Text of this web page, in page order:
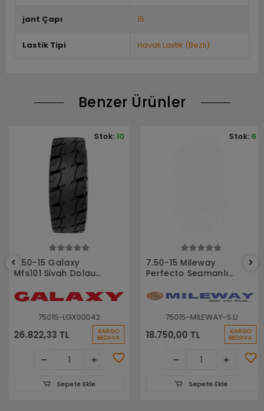
jant Çapı 15
Lastik Tipi Havalı Lastik (Bezli)
Benzer Ürünler
7.50-15 Galaxy
Mfs101 Siyah Dolgu
Lastiği
75015-LGX00042
26.822,33 TL KARGO
BEDAVA
Stok:10
Sepete Ekle
7.50-15 Mileway
Perfecto Segmanlı
75015-MİLEWAY-S.LI
18.750,00 TL KARGO
BEDAVA
Stok:6
Sepete Ekle